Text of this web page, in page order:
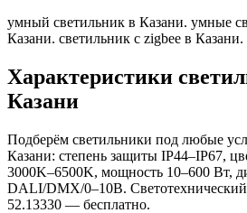
умный светильник в Казани. умные
Казани. светильник с zigbee в Казани.
Характеристики
Казани
Подберём светильники под любые
Казани: степень защиты IP44–IP67,
3000K–6500K, мощность 10–600 Вт,
DALI/DMX/0–10В.
52.13330 — бесплатно.